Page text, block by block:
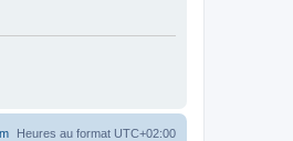
Heures au format UTC+02:00